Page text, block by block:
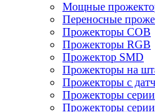
Мощные
Переносные
Прожекторы COB
Прожекторы RGB
Прожектор SMD
Прожекторы на
Прожекторы с
Прожекторы
Прожекторы